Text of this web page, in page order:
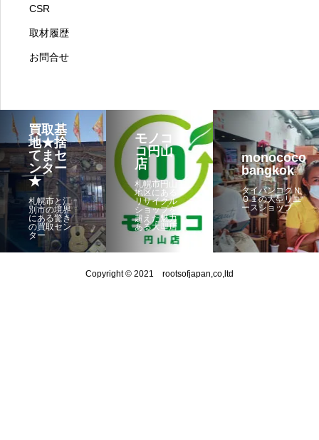
CSR
取材履歴
お問合せ
買取基
地★捨
てまセ
ンター
★
札幌市と江
別市の境界
にある驚き
の買取セン
ター
モノコ
コ円山
店
札幌市円山
地区にある
リサイクル
ショップを
超えた魅力
ある大型店
monococo
bangkok
タイバンコクＮ
Ｏ１の大型リユ
ースショップ
Copyright © 2021 rootsofjapan,co,ltd